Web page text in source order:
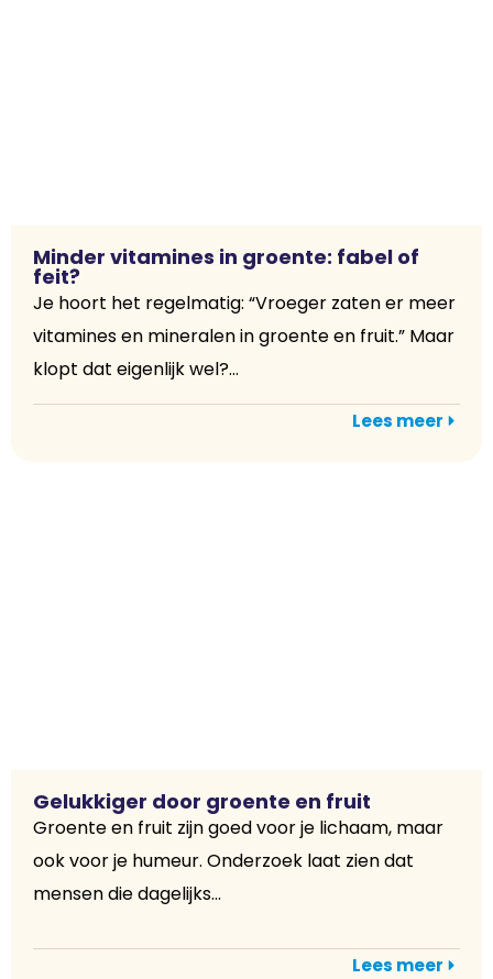
Minder vitamines in groente: fabel of
feit?
Je hoort het regelmatig: “Vroeger zaten er meer
vitamines en mineralen in groente en fruit.” Maar
klopt dat eigenlijk wel?...
Lees meer
Gelukkiger door groente en fruit
Groente en fruit zijn goed voor je lichaam, maar
ook voor je humeur. Onderzoek laat zien dat
mensen die dagelijks...
Lees meer